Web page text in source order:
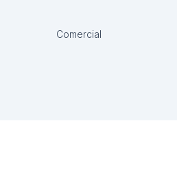
Comercial